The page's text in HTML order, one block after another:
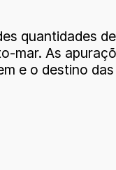
quantidades
mar. As
e o destino